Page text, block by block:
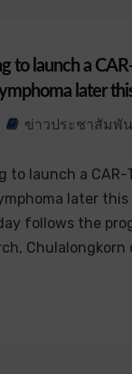
to launch a CAR-
later
ข่าวประชาสัมพั
to launch a CAR-
later this
follows the
Chulalongkorn